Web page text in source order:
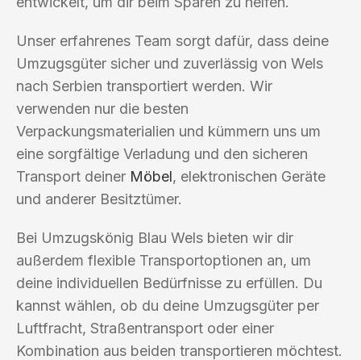
Unser erfahrenes Team sorgt dafür, dass deine
Umzugsgüter sicher und zuverlässig von Wels
nach Serbien transportiert werden. Wir
verwenden nur die besten
Verpackungsmaterialien und kümmern uns um
eine sorgfältige Verladung und den sicheren
Transport deiner Möbel, elektronischen Geräte
und anderer Besitztümer.
Bei Umzugskönig Blau Wels bieten wir dir
außerdem flexible Transportoptionen an, um
deine individuellen Bedürfnisse zu erfüllen. Du
kannst wählen, ob du deine Umzugsgüter per
Luftfracht, Straßentransport oder einer
Kombination aus beiden transportieren möchtest.